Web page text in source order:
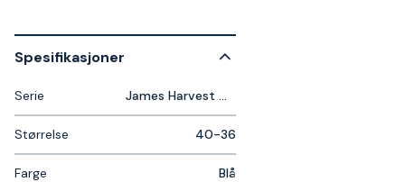
Spesifikasjoner
Serie James Harvest Officer
Størrelse 40-36
Farge Blå